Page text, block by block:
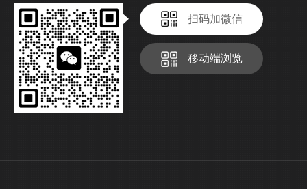
扫码加微信
移动端浏览